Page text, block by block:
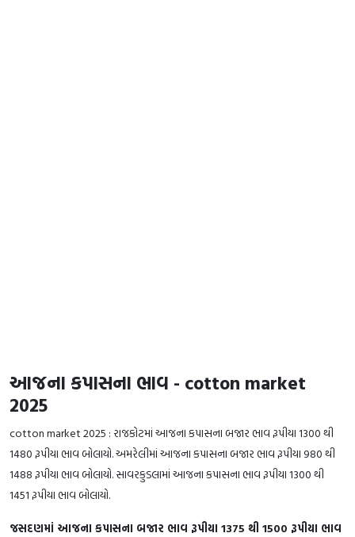
­­­આજના કપાસના ભાવ - cotton market
2025
cotton market 2025 : રાજકોટમાં આજના કપાસના બજાર ભાવ રૂપીયા 1300 થી
1480 રૂપીયા ભાવ બોલાયો. અમરેલીમાં આજના કપાસના બજાર ભાવ રૂપીયા 980 થી
1488 રૂપીયા ભાવ બોલાયો. સાવરકુડલામાં આજના કપાસના ભાવ રૂપીયા 1300 થી
1451 રૂપીયા ભાવ બોલાયો.
જસદણમાં આજના કપાસના બજાર ભાવ રૂપીયા 1375 થી 1500 રૂપીયા ભાવ